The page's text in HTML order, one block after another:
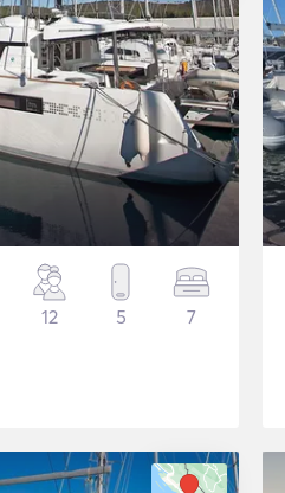
12 5 7